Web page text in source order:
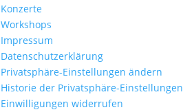
Konzerte
Workshops
Impressum
Datenschutzerklärung
Privatsphäre-Einstellungen ändern
Historie der Privatsphäre-Einstellungen
Einwilligungen widerrufen